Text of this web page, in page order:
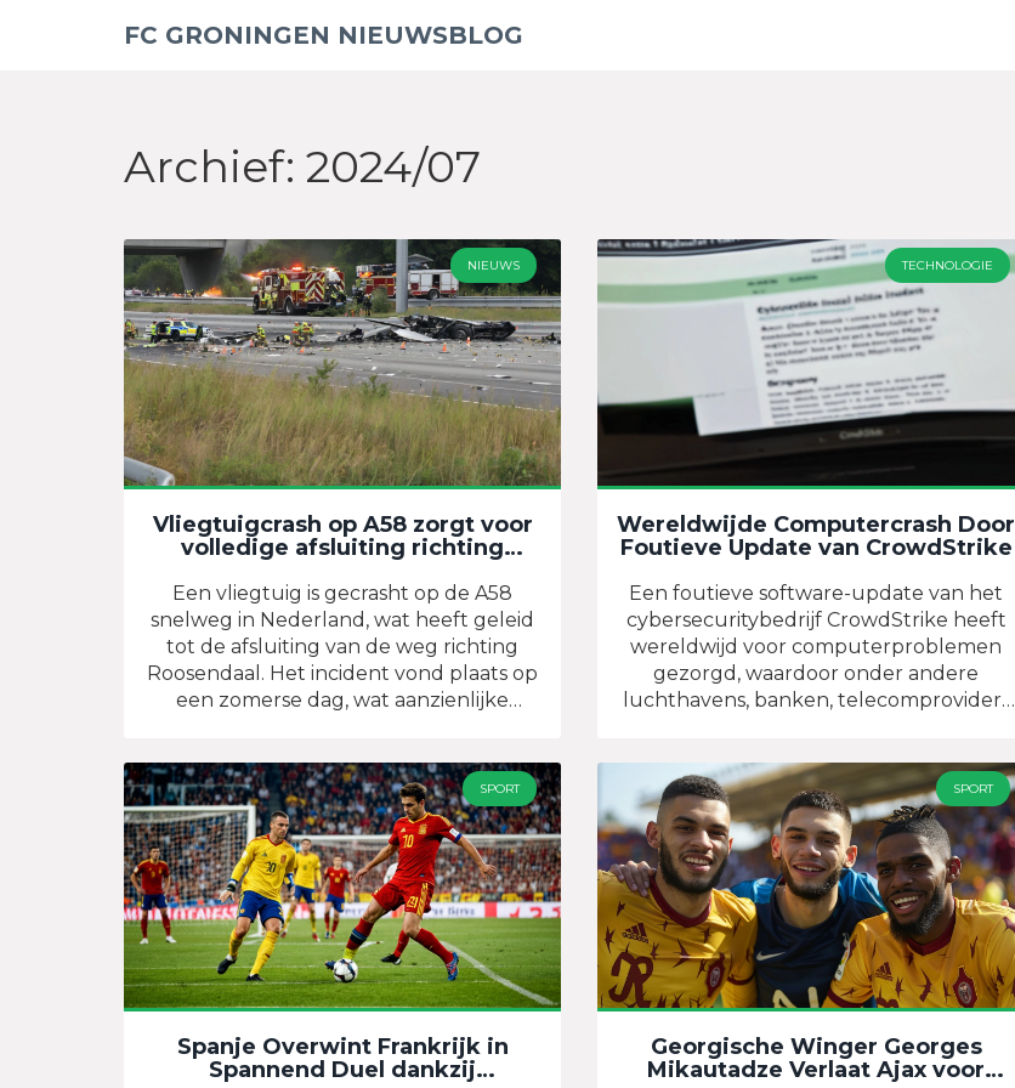
FC GRONINGEN NIEUWSBLOG
Archief: 2024/07
NIEUWS
Vliegtuigcrash op A58 zorgt voor
volledige afsluiting richting
Een vliegtuig is gecrasht op de A58
snelweg in Nederland, wat heeft geleid
tot de afsluiting van de weg richting
Roosendaal. Het incident vond plaats op
een zomerse dag, wat aanzienlijke
de oorzaak van de crash en
hulpdiensten zijn ter plaatse.
TECHNOLOGIE
Wereldwijde Computercrash Door
Foutieve Update van CrowdStrike
Een foutieve software-update van het
cybersecuritybedrijf CrowdStrike heeft
wereldwijd voor computerproblemen
gezorgd, waardoor onder andere
luchthavens, banken, telecomproviders
alomtegenwoordigheid van
CrowdStrike's Falcon-sensorsoftware in
digitale systemen en roept vragen op
over de aansprakelijkheid van
softwarebedrijven.
SPORT
Spanje Overwint Frankrijk in
Spannend Duel dankzij
SPORT
Georgische Winger Georges
Mikautadze Verlaat Ajax voor